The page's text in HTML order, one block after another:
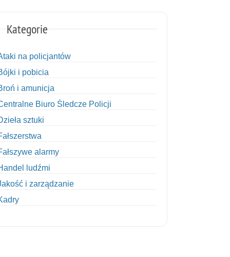
Kategorie
na policjantów
i pobicia
i amunicja
Biuro Śledcze Policji
sztuki
alarmy
ludźmi
i zarządzanie